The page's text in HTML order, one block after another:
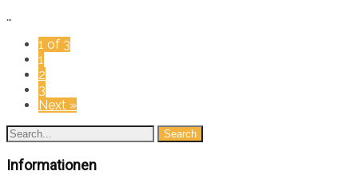
…
1 of 3
1
2
3
Next »
Informationen